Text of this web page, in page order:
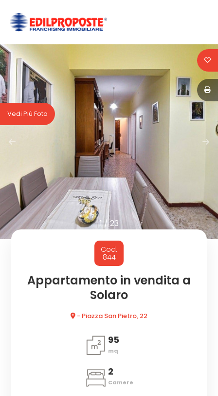
1/ 23
Vedi Più Foto
Cod.
844
Appartamento in vendita a
Solaro
- Piazza San Pietro, 22
95
mq
2
Camere
HOME
CHI
SIAMO
AFFILIATI
ACQUISIZIONE
LAVORA
Codice
Contratto
Qualsiasi
Scegli
dove
cercare
Comune